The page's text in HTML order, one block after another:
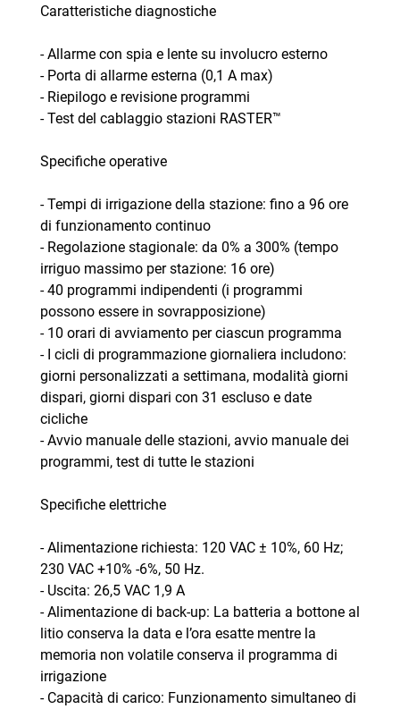
Caratteristiche diagnostiche
- Allarme con spia e lente su involucro esterno
- Porta di allarme esterna (0,1 A max)
- Riepilogo e revisione programmi
- Test del cablaggio stazioni RASTER™
Specifiche operative
- Tempi di irrigazione della stazione: fino a 96 ore
di funzionamento continuo
- Regolazione stagionale: da 0% a 300% (tempo
irriguo massimo per stazione: 16 ore)
- 40 programmi indipendenti (i programmi
possono essere in sovrapposizione)
- 10 orari di avviamento per ciascun programma
- I cicli di programmazione giornaliera includono:
giorni personalizzati a settimana, modalità giorni
dispari, giorni dispari con 31 escluso e date
cicliche
- Avvio manuale delle stazioni, avvio manuale dei
programmi, test di tutte le stazioni
Specifiche elettriche
- Alimentazione richiesta: 120 VAC ± 10%, 60 Hz;
230 VAC +10% -6%, 50 Hz.
- Uscita: 26,5 VAC 1,9 A
- Alimentazione di back-up: La batteria a bottone al
litio conserva la data e l’ora esatte mentre la
memoria non volatile conserva il programma di
irrigazione
- Capacità di carico: Funzionamento simultaneo di